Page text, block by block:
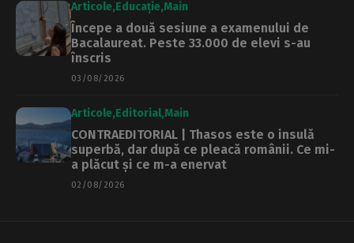
Articole Educație Main
Începe a două sesiune a examenului de
Bacalaureat. Peste 33.000 de elevi s-au
înscris
03/08/2026
Articole Editorial Main
CONTRAEDITORIAL | Thasos este o insulă
superbă, dar după ce pleacă românii. Ce mi-
a plăcut și ce m-a enervat
02/08/2026